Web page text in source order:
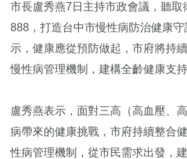
市長盧秀燕7日主持市政會議，聽
888，打造台中市慢性病防治健康
示，健康應從預防做起，市府將持
慢性病管理機制，建構全齡健康支
盧秀燕表示，面對三高（高血壓、
病帶來的健康挑戰，市府持續整合
性病管理機制，從市民需求出發，